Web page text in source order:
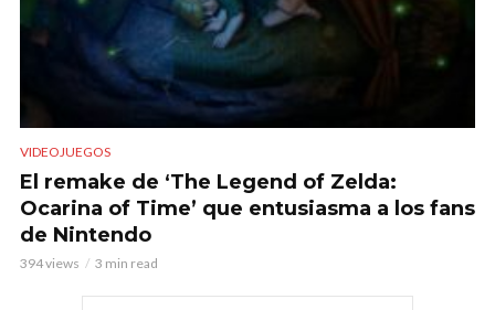
VIDEOJUEGOS
El remake de ‘The Legend of Zelda:
Ocarina of Time’ que entusiasma a los fans
de Nintendo
394 views 3 min read